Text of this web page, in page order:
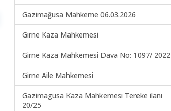
Gazimağusa Mahkeme 06.03.2026
Girne Kaza Mahkemesi
Girne Kaza Mahkemesi Dava No: 1097/ 2022
Girne Aile Mahkemesi
Gazimagusa Kaza Mahkemesi Tereke ilanı
20/25